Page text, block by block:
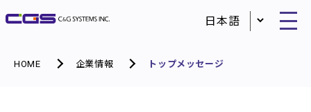
HOME 企業情報 トップメッセージ